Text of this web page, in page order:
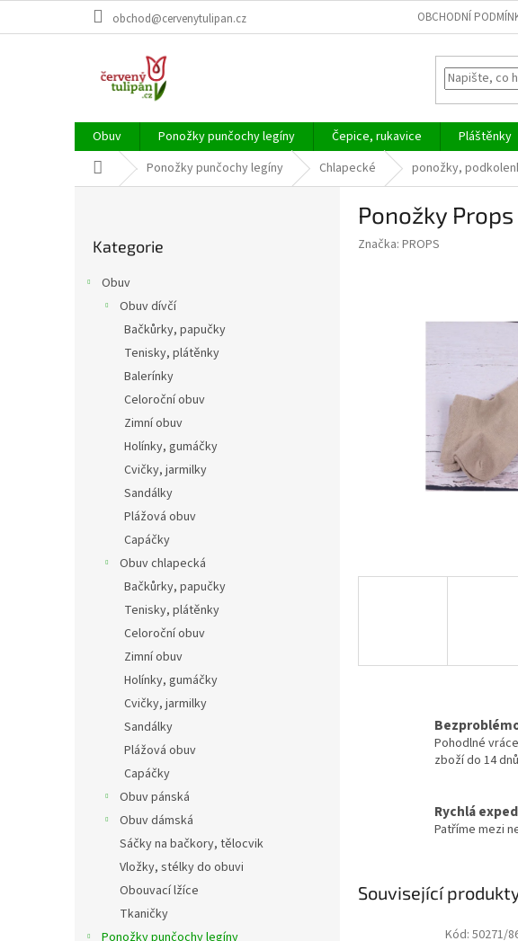
obchod@cervenytulipan.cz OBCHODNÍ
Obuv Ponožky punčochy legíny Čepice, rukavice Pláštěnky
Domů Ponožky punčochy legíny Chlapecké ponožky,
kategorie
Kategorie
Obuv
Obuv dívčí
Bačkůrky, papučky
Tenisky, plátěnky
Balerínky
Celoroční obuv
Zimní obuv
Holínky, gumáčky
Cvičky, jarmilky
Sandálky
Plážová obuv
Capáčky
Obuv chlapecká
Bačkůrky, papučky
Tenisky, plátěnky
Celoroční obuv
Zimní obuv
Holínky, gumáčky
Cvičky, jarmilky
Sandálky
Plážová obuv
Capáčky
Obuv pánská
Obuv dámská
Sáčky na bačkory, tělocvik
Vložky, stélky do obuvi
Obouvací lžíce
Tkaničky
Ponožky punčochy legíny
Ponožky
Značka: PROPS
Pohodlné
zboží do 14 dnů
Rychlá
Patříme mezi
Související
Kód: 50271/